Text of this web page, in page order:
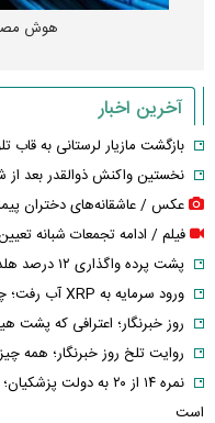
هوش
آخرین اخبار
بازگشت مازیار لرستانی به
نخستین واکنش ذوالقدر بعد از
عکس / عاشقانه‌های دختران
فیلم / ادامه تجمعات شبانه
پشت پرده واگذاری ۱۲ درصد هلدینگ خلیج فارس
ورود سرمایه به XRP آب رفت؛ چرا نهادها از ریپل عقب نشستند؟
روز خبرنگار؛ اعترافی که پشت
روایت تلخ روز خبرنگار؛ همه
نمره ۱۴ از ۲۰ به
است